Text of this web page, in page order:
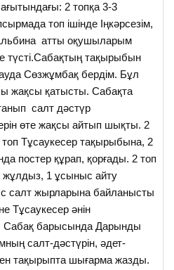
2 топқа 3-3
топ ішінде Іңкәрсезім,
атты оқушыларым
түсті.Сабақтың тақырыбын
Сөзжұмбақ бердім. Бұл
жақсы қатысты. Сабақта
салт дәстүр
өте жақсы айтып шықты. 2
Тұсаукесер тақырыбына, 2
постер құрап, қорғады. 2 топ
жұлдыз, 1 ұсыныс айту
салт жырларына байланысты
Тұсаукесер әнін
Сабақ барысында Дарынды
салт-дәстүрін, әдет-
тақырыпта шығарма жазды.